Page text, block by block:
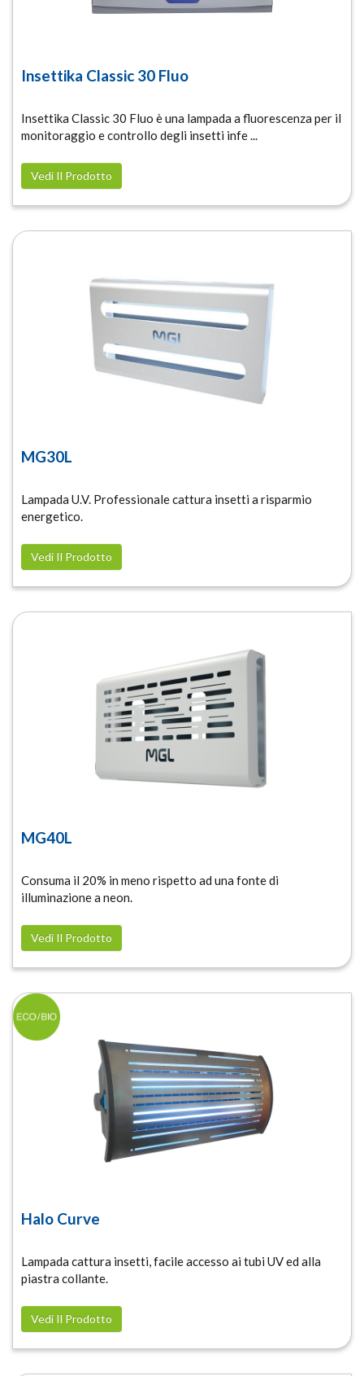
Insettika Classic 30 Fluo
Insettika Classic 30 Fluo è una lampada a fluorescenza per il
monitoraggio e controllo degli insetti infe ...
Vedi Il Prodotto
MG30L
Lampada U.V. Professionale cattura insetti a risparmio
energetico.
Vedi Il Prodotto
MG40L
Consuma il 20% in meno rispetto ad una fonte di
illuminazione a neon.
Vedi Il Prodotto
Halo Curve
Lampada cattura insetti, facile accesso ai tubi UV ed alla
piastra collante.
Vedi Il Prodotto